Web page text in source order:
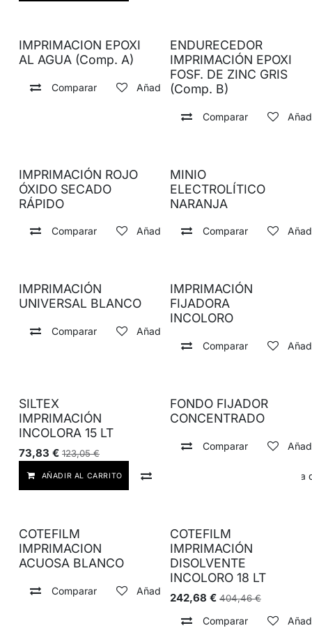
IMPRIMACION EPOXI
AL AGUA (Comp. A)
Comparar Añadir a lista de deseos
ENDURECEDOR
IMPRIMACIÓN EPOXI
FOSF. DE ZINC GRIS
(Comp. B)
Comparar
IMPRIMACIÓN ROJO
ÓXIDO SECADO
RÁPIDO
Comparar Añadir a lista de deseos
MINIO
ELECTROLÍTICO
NARANJA
Comparar
IMPRIMACIÓN
UNIVERSAL BLANCO
Comparar Añadir a lista de deseos
IMPRIMACIÓN
FIJADORA
INCOLORO
Comparar
SILTEX
IMPRIMACIÓN
INCOLORA 15 LT
73,83 € 123,05€
AÑADIR AL CARRITO Añadir a lista
FONDO FIJADOR
CONCENTRADO
Comparar
COTEFILM
IMPRIMACION
ACUOSA BLANCO
Comparar Añadir a lista de deseos
COTEFILM
IMPRIMACIÓN
DISOLVENTE
INCOLORO 18 LT
242,68 € 404,46€
Comparar